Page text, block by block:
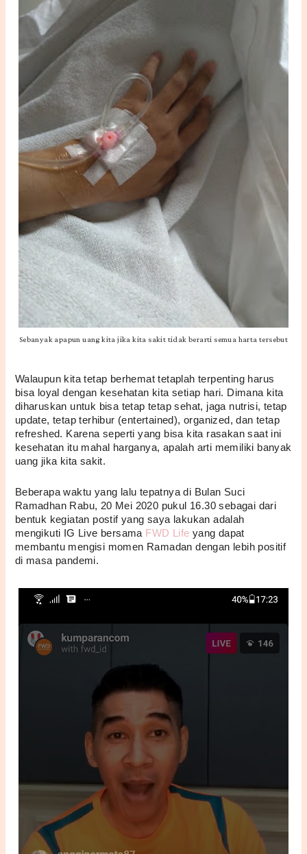
Sebanyak apapun uang kita jika kita sakit tidak berarti semua harta tersebut
Walaupun kita tetap berhemat tetaplah terpenting harus
bisa loyal dengan kesehatan kita setiap hari. Dimana kita
diharuskan untuk bisa tetap tetap sehat, jaga nutrisi, tetap
update, tetap terhibur (entertained), organized, dan tetap
refreshed. Karena seperti yang bisa kita rasakan saat ini
kesehatan itu mahal harganya, apalah arti memiliki banyak
uang jika kita sakit.
Beberapa waktu yang lalu tepatnya di Bulan Suci
Ramadhan Rabu, 20 Mei 2020 pukul 16.30 sebagai dari
bentuk kegiatan postif yang saya lakukan adalah
mengikuti IG Live bersama FWD Life yang dapat
membantu mengisi momen Ramadan dengan lebih positif
di masa pandemi.